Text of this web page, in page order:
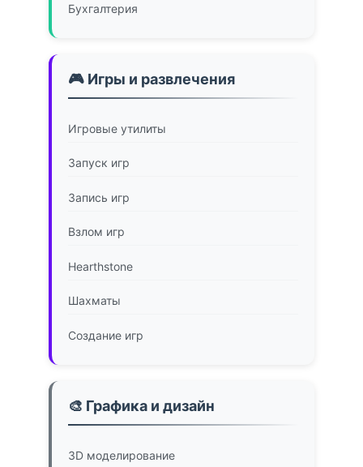
Бухгалтерия
🎮 Игры и развлечения
Игровые утилиты
Запуск игр
Запись игр
Взлом игр
Hearthstone
Шахматы
Создание игр
🎨 Графика и дизайн
3D моделирование